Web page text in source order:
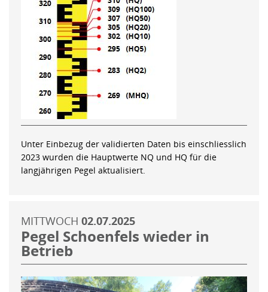
Unter Einbezug der validierten Daten bis einschliesslich
2023 wurden die Hauptwerte NQ und HQ für die
langjährigen Pegel aktualisiert.
MITTWOCH 02.07.2025
Pegel Schoenfels wieder in
Betrieb